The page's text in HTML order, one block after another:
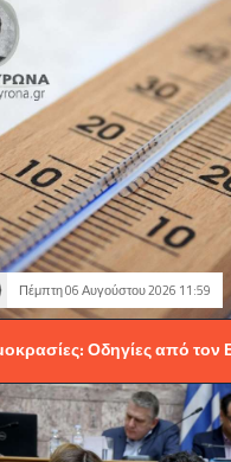
Πέμπτη 06 Αυγούστου 2026 11:59
Οδηγίες από